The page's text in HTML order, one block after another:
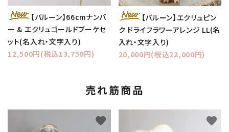
【バルーン】66cmナンバ
ー & エクリュゴールドブーケセ
ット(名入れ・文字入り)
12,500円(税込13,750円)
【バルーン】エクリュピン
ク ドライフラワーアレンジ LL(名
入れ・文字入り)
20,000円(税込22,000円)
売れ筋商品
favorite favorite